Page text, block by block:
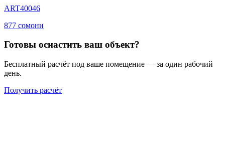
ART40046
877 сомони
Готовы оснастить ваш объект?
Бесплатный расчёт под ваше помещение — за один рабочий
день.
Получить расчёт